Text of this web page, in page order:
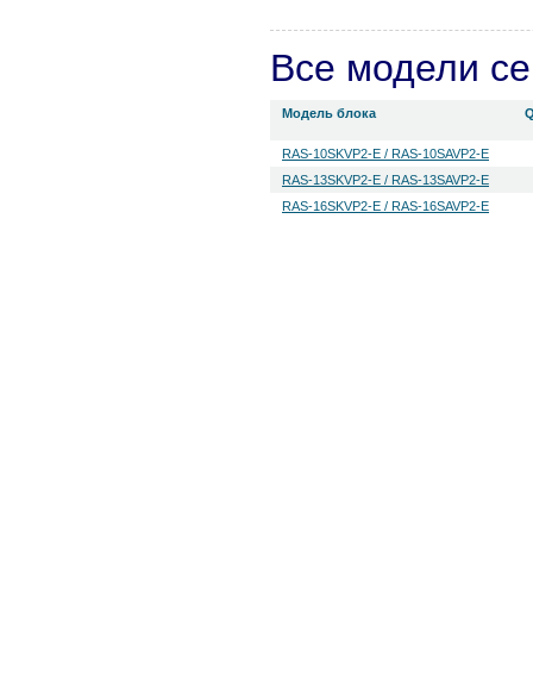
Все модели
Модель блока
RAS-10SKVP2-E / RAS-10SAVP2-E
RAS-13SKVP2-E / RAS-13SAVP2-E
RAS-16SKVP2-E / RAS-16SAVP2-E